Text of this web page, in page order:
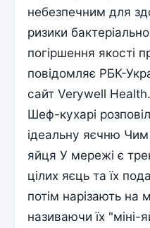
небезпечним для
ризики
погіршення якості
повідомляє РБК-
сайт Verywell
Шеф-кухарі
ідеальну яєчню
яйця У мережі є
цілих яєць та їх
потім нарізають на
називаючи їх